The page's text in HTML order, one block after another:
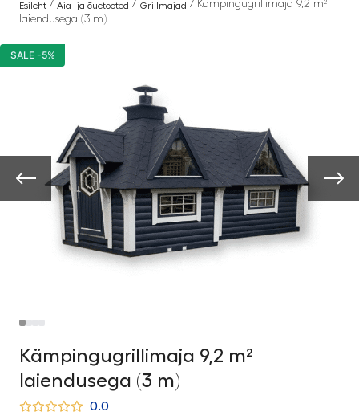
Esileht / Aia- ja õuetooted / Grillmajad / Kämpingugrillimaja 9,2 m²
laiendusega (3 m)
SALE -5%
Kämpingugrillimaja 9,2 m²
laiendusega (3 m)
0.0